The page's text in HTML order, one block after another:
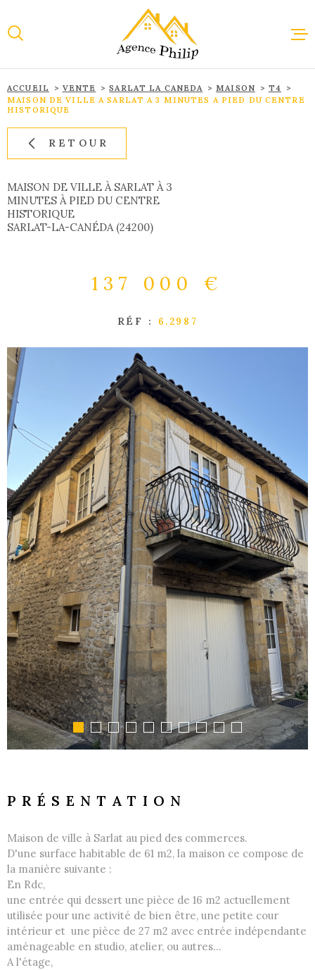
la
au
menu
au
contenu
NOUS
ACCUEIL VENTE SARLAT LA CANEDA MAISON
T4
MAISON DE VILLE A SARLAT A 3 MINUTES A PIED DU CENTRE
HISTORIQUE
RETOUR
MAISON DE VILLE À SARLAT À 3
MINUTES À PIED DU CENTRE
HISTORIQUE
SARLAT-LA-CANÉDA (24200)
137 000 €
RÉF : 6.2987
PRÉSENTATION
Maison de ville à Sarlat au pied des commerces.
D'une surface habitable de 61 m2, la maison ce compose de
la manière suivante :
En Rdc,
une entrée qui dessert une pièce de 16 m2 actuellement
utilisée pour une activité de bien être, une petite cour
intérieur et une pièce de 27 m2 avec entrée indépendante
aménageable en studio, atelier, ou autres...
A l'étage,